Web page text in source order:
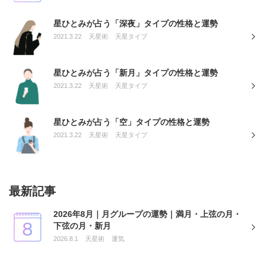
星ひとみが占う「深夜」タイプの性格と運勢
2021.3.22 天星術 天星タイプ
星ひとみが占う「新月」タイプの性格と運勢
2021.3.22 天星術 天星タイプ
星ひとみが占う「空」タイプの性格と運勢
2021.3.22 天星術 天星タイプ
最新記事
2026年8月｜月グループの運勢｜満月・上弦の月・
下弦の月・新月
2026.8.1 天星術 運気